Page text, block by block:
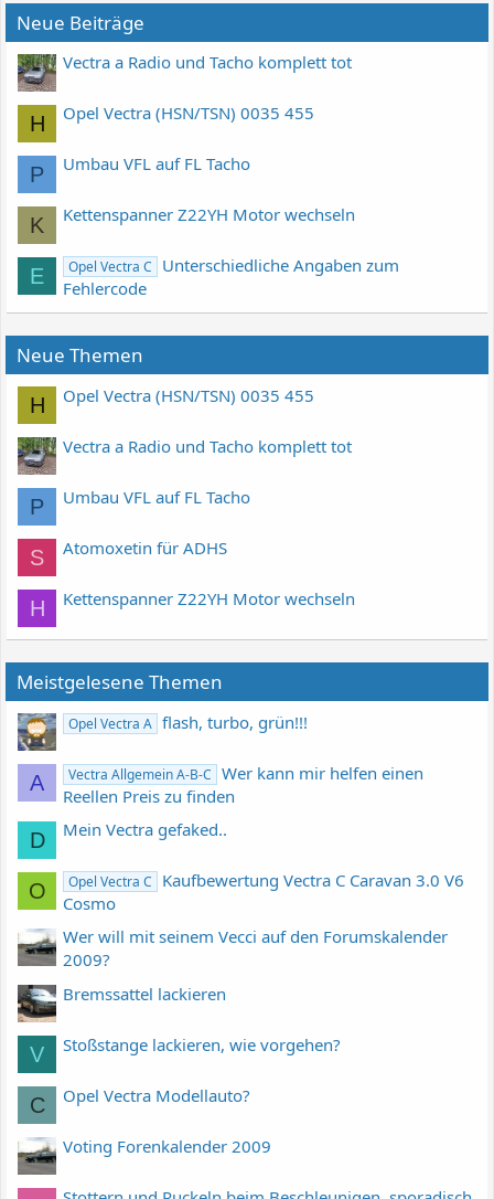
Neue Beiträge
Vectra a Radio und Tacho komplett tot
H Opel Vectra (HSN/TSN) 0035 455
P Umbau VFL auf FL Tacho
K Kettenspanner Z22YH Motor wechseln
E Opel Vectra C
Unterschiedliche Angaben zum
Fehlercode
Neue Themen
H Opel Vectra (HSN/TSN) 0035 455
Vectra a Radio und Tacho komplett tot
P Umbau VFL auf FL Tacho
S Atomoxetin für ADHS
H Kettenspanner Z22YH Motor wechseln
Meistgelesene Themen
Opel Vectra A flash, turbo, grün!!!
A Vectra Allgemein A-B-C
Wer kann mir helfen einen
Reellen Preis zu finden
D Mein Vectra gefaked..
O Opel Vectra C
Kaufbewertung Vectra C Caravan 3.0 V6
Cosmo
Wer will mit seinem Vecci auf den Forumskalender
2009?
Bremssattel lackieren
V Stoßstange lackieren, wie vorgehen?
C Opel Vectra Modellauto?
Voting Forenkalender 2009